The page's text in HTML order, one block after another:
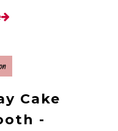
Cake
-